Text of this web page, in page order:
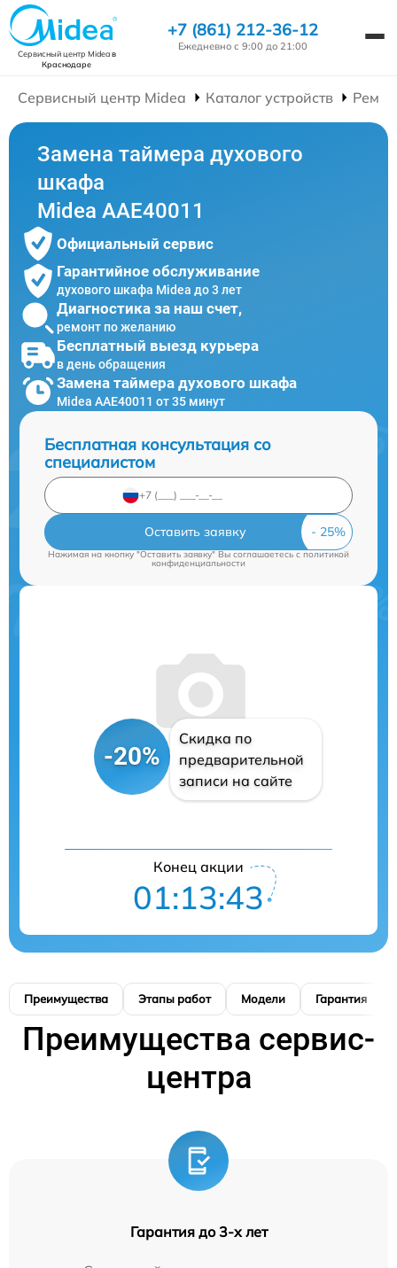
Сервисный центр Mideaв
Краснодаре
+7 (861) 212-36-12
Ежедневно с 9:00 до 21:00
Сервисный центр Midea Каталог устройств
Замена таймера духового
шкафа
Midea AAE40011
Официальный сервис
Гарантийное обслуживание
духового шкафа Midea до 3 лет
Диагностика за наш счет,
ремонт по желанию
Бесплатный выезд курьера
в день обращения
Замена таймера духового шкафа
Midea AAE40011 от 35 минут
Бесплатная консультация со
специалистом
Оставить заявку
Нажимая на кнопку "Оставить заявку" Вы соглашаетесь cполитикой
конфиденциальности
-20%
Скидка по
предварительной
записи на сайте
Конец акции
01:13:42
Преимущества Этапы работ Модели Гарантия
Преимущества сервис-
центра
Гарантия до 3-х лет